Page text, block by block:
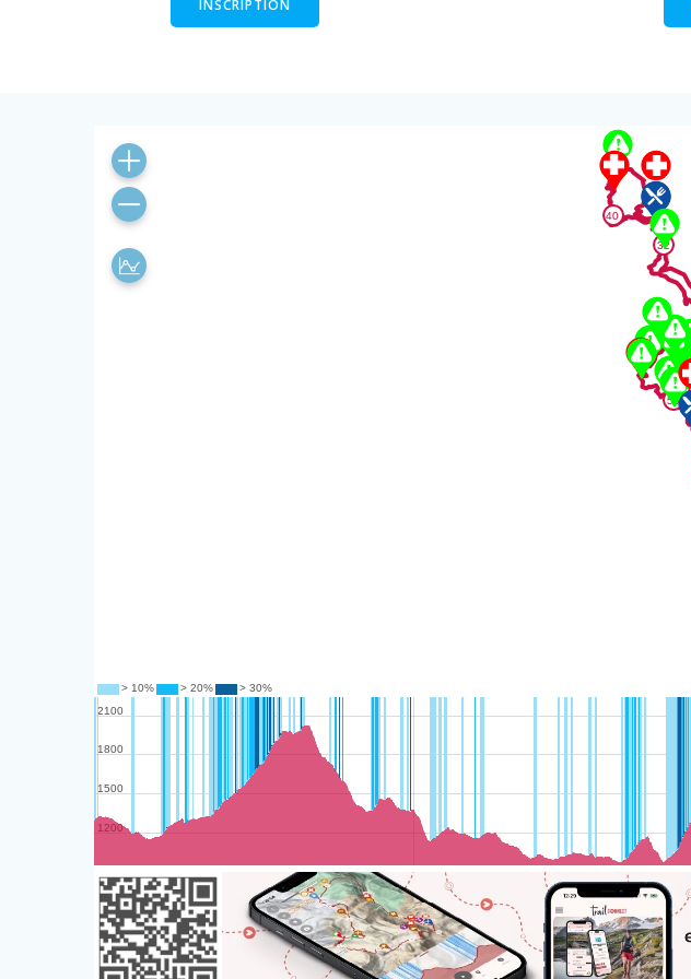
INSCRIPTION